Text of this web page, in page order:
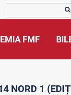
FMF
NORD 1